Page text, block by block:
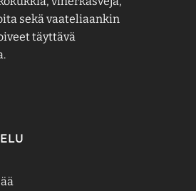
sekä vaateliaankin
täyttävä